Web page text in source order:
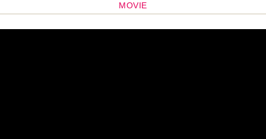
MOVIE